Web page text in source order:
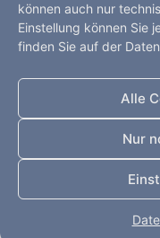
können auch nur
Einstellung können Sie
finden Sie auf der
Alle
Nur
Executive Search –
Startseite
Impressum
Alle